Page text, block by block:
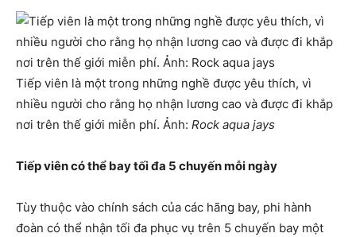
Tiếp viên là một trong những nghề được yêu thích, vì
nhiều người cho rằng họ nhận lương cao và được đi khắp
nơi trên thế giới miễn phí. Ảnh: Rock aqua jays
Tiếp viên có thể bay tối đa 5 chuyến mỗi ngày
Tùy thuộc vào chính sách của các hãng bay, phi hành
đoàn có thể nhận tối đa phục vụ trên 5 chuyến bay một